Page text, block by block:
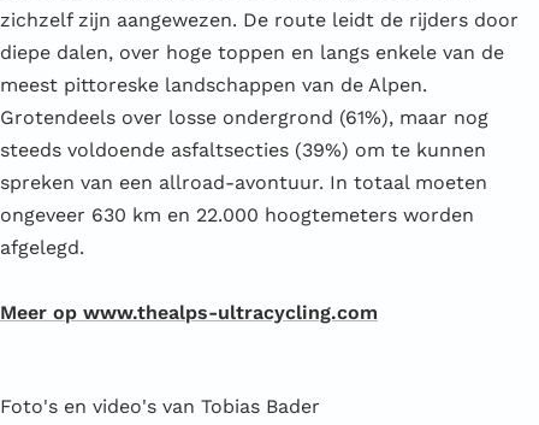
zichzelf zijn aangewezen. De route leidt de rijders door
diepe dalen, over hoge toppen en langs enkele van de
meest pittoreske landschappen van de Alpen.
Grotendeels over losse ondergrond (61%), maar nog
steeds voldoende asfaltsecties (39%) om te kunnen
spreken van een allroad-avontuur. In totaal moeten
ongeveer 630 km en 22.000 hoogtemeters worden
afgelegd.
Meer op www.thealps-ultracycling.com
Foto's en video's van Tobias Bader